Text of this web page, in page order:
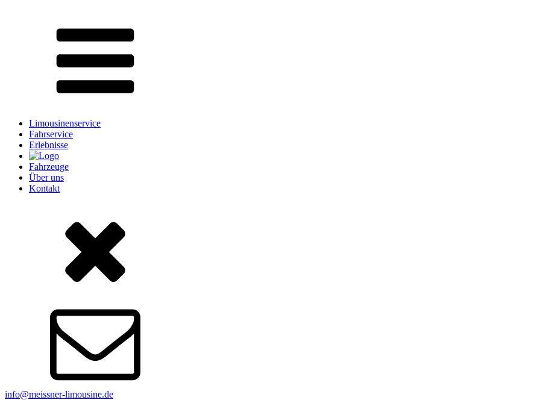
Limousinenservice
Fahrservice
Erlebnisse
Fahrzeuge
Über uns
Kontakt
info@meissner-limousine.de